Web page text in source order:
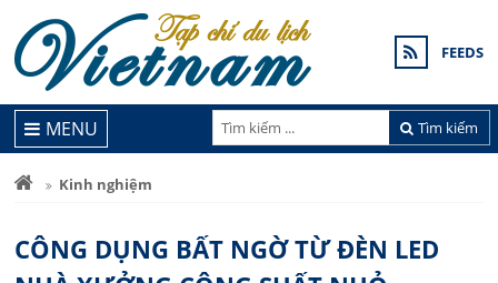
FEEDS
Tìm kiếm
MENU
Kinh nghiệm
CÔNG DỤNG BẤT NGỜ TỪ ĐÈN LED